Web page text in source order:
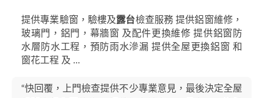
提供專業驗窗，驗樓及露台檢查服務 提供鋁窗維修，
玻璃門，鋁門，幕牆窗 及配件更換維修 提供鋁窗防
水層防水工程，預防雨水滲漏 提供全屋更換鋁窗 和
窗花工程 及 ...
“快回覆，上門檢查提供不少專業意見，最後決定全屋